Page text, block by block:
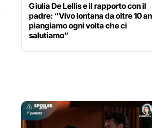
Giulia De Lellis e il rapporto con il
padre: “Vivo lontana da oltre 10
piangiamo ogni volta che ci
salutiamo”